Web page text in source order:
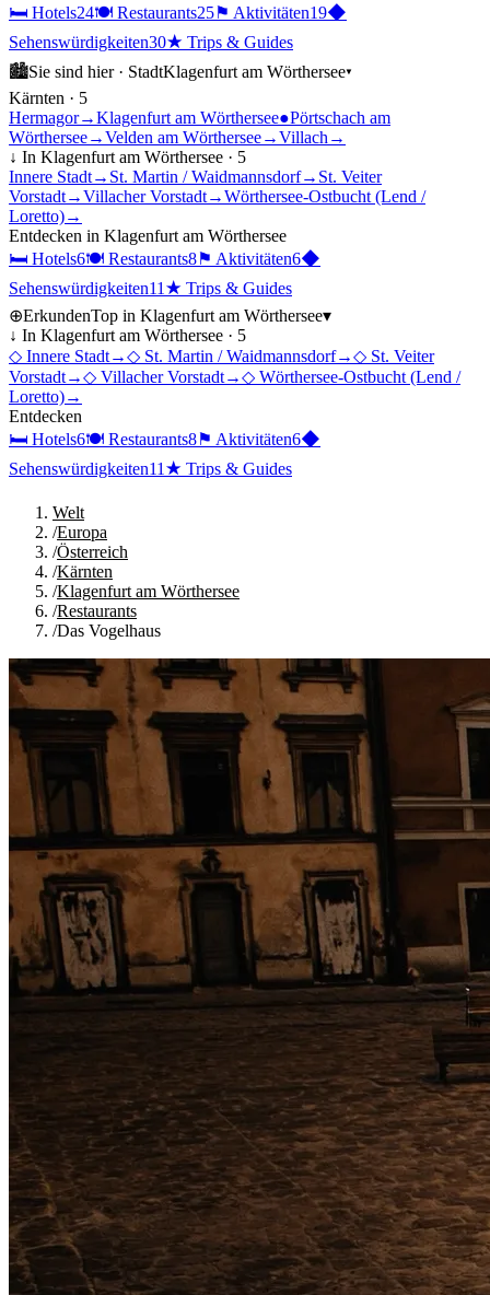
🛏 Hotels24🍽 Restaurants25⚑ Aktivitäten19◆
Sehenswürdigkeiten30★ Trips & Guides
🏙Sie sind hier · StadtKlagenfurt am Wörthersee▾
Kärnten · 5
Hermagor→Klagenfurt am Wörthersee●Pörtschach am
Wörthersee→Velden am Wörthersee→Villach →
↓ In Klagenfurt am Wörthersee · 5
Innere Stadt→ St. Martin / Waidmannsdorf→ St. Veiter
Vorstadt→Villacher Vorstadt→Wörthersee-Ostbucht (Lend /
Loretto)→
Entdecken in Klagenfurt am Wörthersee
🛏 Hotels6🍽 Restaurants8⚑ Aktivitäten6◆
Sehenswürdigkeiten11 ★ Trips & Guides
⊕ErkundenTop in Klagenfurt am Wörthersee▾
↓ In Klagenfurt am Wörthersee · 5
◇ Innere Stadt→◇ St. Martin / Waidmannsdorf→◇ St. Veiter
Vorstadt→◇ Villacher Vorstadt→◇ Wörthersee-Ostbucht (Lend /
Loretto)→
Entdecken
🛏 Hotels6🍽 Restaurants8⚑ Aktivitäten6◆
Sehenswürdigkeiten11 ★ Trips & Guides
Welt
/Europa
/Österreich
/Kärnten
/Klagenfurt am Wörthersee
/Restaurants
/Das Vogelhaus